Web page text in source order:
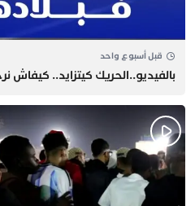
قبل أسبوع واحد
بالفيديو..الحريك كيتزايد..